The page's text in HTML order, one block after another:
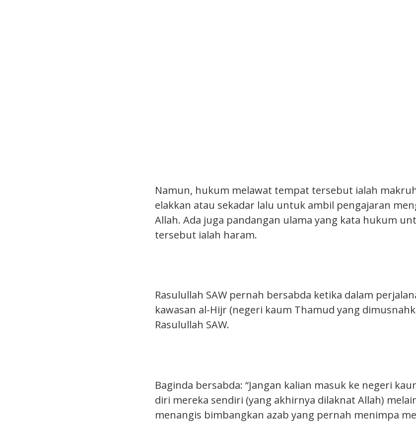
Namun, hukum melawat tempat tersebut ialah
elakkan atau sekadar lalu untuk ambil pengajaran
Allah. Ada juga pandangan ulama yang kata hukum
tersebut ialah haram.
Rasulullah SAW pernah bersabda ketika dalam
kawasan al-Hijr (negeri kaum Thamud yang
Rasulullah SAW.
Baginda bersabda: “Jangan kalian masuk ke negeri
diri mereka sendiri (yang akhirnya dilaknat Allah)
menangis bimbangkan azab yang pernah menimpa